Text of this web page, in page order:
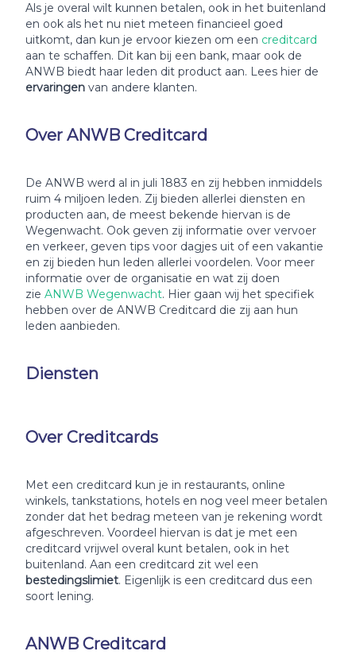
Als je overal wilt kunnen betalen, ook in het buitenland
en ook als het nu niet meteen financieel goed
uitkomt, dan kun je ervoor kiezen om een creditcard
aan te schaffen. Dit kan bij een bank, maar ook de
ANWB biedt haar leden dit product aan. Lees hier de
ervaringen van andere klanten.
Over ANWB Creditcard
De ANWB werd al in juli 1883 en zij hebben inmiddels
ruim 4 miljoen leden. Zij bieden allerlei diensten en
producten aan, de meest bekende hiervan is de
Wegenwacht. Ook geven zij informatie over vervoer
en verkeer, geven tips voor dagjes uit of een vakantie
en zij bieden hun leden allerlei voordelen. Voor meer
informatie over de organisatie en wat zij doen
zie ANWB Wegenwacht. Hier gaan wij het specifiek
hebben over de ANWB Creditcard die zij aan hun
leden aanbieden.
Diensten
Over Creditcards
Met een creditcard kun je in restaurants, online
winkels, tankstations, hotels en nog veel meer betalen
zonder dat het bedrag meteen van je rekening wordt
afgeschreven. Voordeel hiervan is dat je met een
creditcard vrijwel overal kunt betalen, ook in het
buitenland. Aan een creditcard zit wel een
bestedingslimiet. Eigenlijk is een creditcard dus een
soort lening.
ANWB Creditcard